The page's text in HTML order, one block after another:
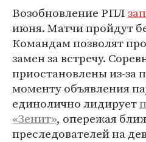
Возобновление РПЛ
июня. Матчи пройдут
Командам позволят
замен за встречу.
приостановлены из-за
моменту объявления
единолично лидирует
«Зенит», опережая
преследователей на